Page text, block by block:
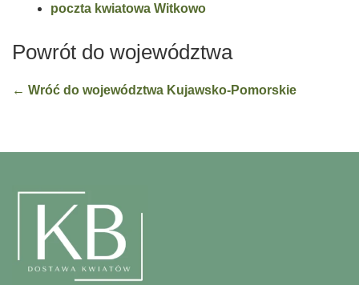
poczta kwiatowa Witkowo
Powrót do województwa
← Wróć do województwa Kujawsko-Pomorskie